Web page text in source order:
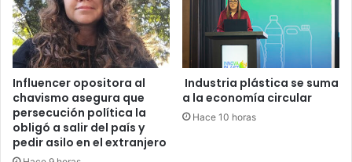
Influencer opositora al
chavismo asegura que
persecución política la
obligó a salir del país y
pedir asilo en el extranjero
Industria plástica se suma
a la economía circular
Hace 10 horas